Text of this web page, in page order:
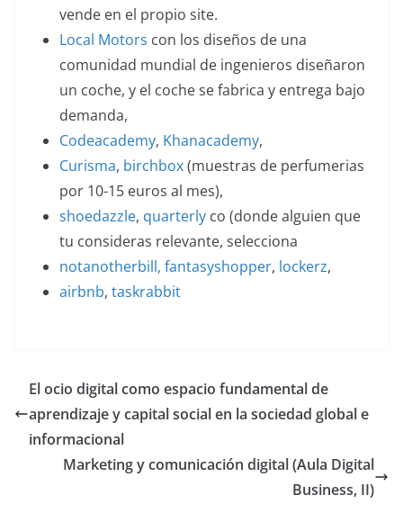
vende en el propio site.
Local Motors con los diseños de una
comunidad mundial de ingenieros diseñaron
un coche, y el coche se fabrica y entrega bajo
demanda,
Codeacademy, Khanacademy,
Curisma, birchbox(muestras de perfumerias
por 10-15 euros al mes),
shoedazzle, quarterly co (donde alguien que
tu consideras relevante, selecciona
notanotherbill, fantasyshopper, lockerz,
airbnb, taskrabbit
El ocio digital como espacio fundamental de
aprendizaje y capital social en la sociedad global e
informacional
Marketing y comunicación digital (Aula Digital
Business, II)